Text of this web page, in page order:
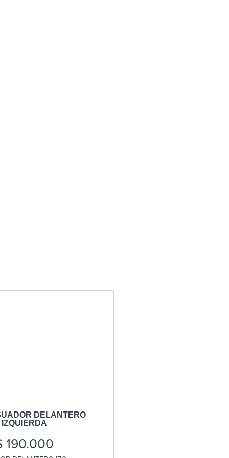
DELANTERO
IZQUIERDA
190.000